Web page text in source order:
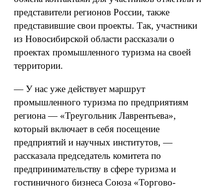
представители регионов России, также
представившие свои проекты. Так, участники
из Новосибирской области рассказали о
проектах промышленного туризма на своей
территории.
— У нас уже действует маршрут
промышленного туризма по предприятиям
региона — «Треугольник Лаврентьева»,
который включает в себя посещение
предприятий и научных институтов, —
рассказала председатель комитета по
предпринимательству в сфере туризма и
гостиничного бизнеса Союза «Торгово-